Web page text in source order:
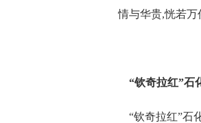
情与华贵,恍若万
“钦奇拉红”
“钦奇拉红”石